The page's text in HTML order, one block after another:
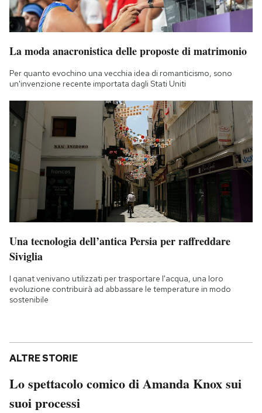
La moda anacronistica delle proposte di matrimonio
Per quanto evochino una vecchia idea di romanticismo, sono
un'invenzione recente importata dagli Stati Uniti
Una tecnologia dell’antica Persia per raffreddare
Siviglia
I qanat venivano utilizzati per trasportare l'acqua, una loro
evoluzione contribuirà ad abbassare le temperature in modo
sostenibile
ALTRE STORIE
Lo spettacolo comico di Amanda Knox sui
suoi processi